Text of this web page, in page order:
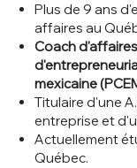
Plus de 9 ans
affaires au
Coach
mexicaine
Titulaire d'une
entreprise et
Actuellement
Québec.